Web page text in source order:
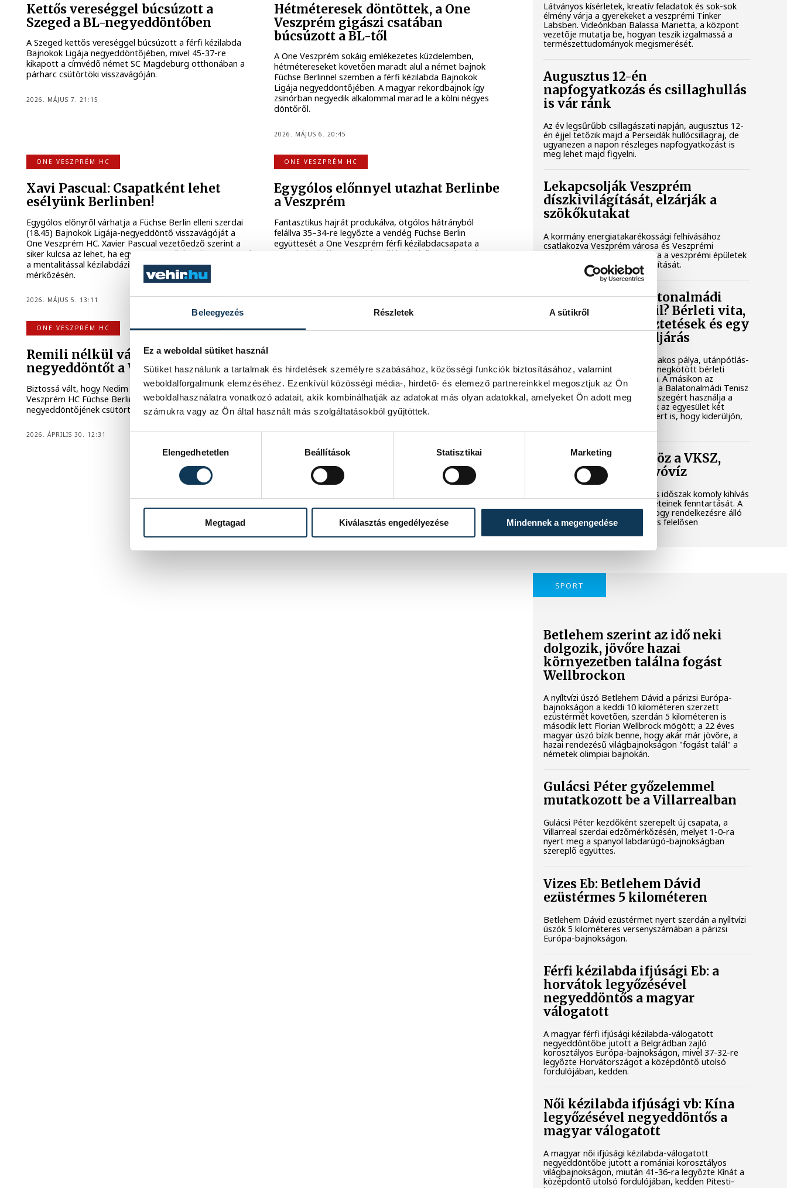
Beleegyezés Részletek A sütikről
Ez a weboldal sütiket használ
Sütiket használunk a tartalmak és hirdetések személyre szabásához, közösségi funkciók biztosításához, valamint
weboldalforgalmunk elemzéséhez. Ezenkívül közösségi média-, hirdető- és elemező partnereinkkel megosztjuk az Ön
weboldalhasználatra vonatkozó adatait, akik kombinálhatják az adatokat más olyan adatokkal, amelyeket Ön adott meg
számukra vagy az Ön által használt más szolgáltatásokból gyűjtöttek.
Elengedhetetlen
Beállítások Statisztikai Marketing
Megtagad Kiválasztás engedélyezése Mindennek a megengedése
Kettős vereséggel búcsúzott a
Szeged a BL-negyeddöntőben
A Szeged kettős vereséggel búcsúzott a férfi kézilabda
Bajnokok Ligája negyeddöntőjében, mivel 45-37-re
kikapott a címvédő német SC Magdeburg otthonában a
párharc csütörtöki visszavágóján.
2026. MÁJUS 7. 21:15
Hétméteresek döntöttek, a One
Veszprém gigászi csatában
búcsúzott a BL-től
A One Veszprém sokáig emlékezetes küzdelemben,
hétmétereseket követően maradt alul a német bajnok
Füchse Berlinnel szemben a férfi kézilabda Bajnokok
Ligája negyeddöntőjében. A magyar rekordbajnok így
zsinórban negyedik alkalommal marad le a kölni négyes
döntőről.
2026. MÁJUS 6. 20:45
ONE VESZPRÉM HC
Xavi Pascual: Csapatként lehet
esélyünk Berlinben!
Egygólos előnyről várhatja a Füchse Berlin elleni szerdai
(18.45) Bajnokok Ligája-negyeddöntő visszavágóját a
One Veszprém HC. Xavier Pascual vezetőedző szerint a
siker kulcsa az lehet, ha együttese Berlinben is ugyanazzal
a mentalitással kézilabdázik, mint a párharc első
mérkőzésén.
2026. MÁJUS 5. 13:11
ONE VESZPRÉM HC
Egygólos előnnyel utazhat Berlinbe
a Veszprém
Fantasztikus hajrát produkálva, ötgólos hátrányból
felállva 35–34-re legyőzte a vendég Füchse Berlin
együttesét a One Veszprém férfi kézilabdacsapata a
Bajnokok Ligája negyeddöntőjének első, szerda esti
ONE VESZPRÉM HC
Remili nélkül várja a BL-
negyeddöntőt a Veszprém
Biztossá vált, hogy Nedim Remili nem lép pályára a One
Veszprém HC Füchse Berlin elleni Bajnokok Ligája-
negyeddöntőjének csütörtök esti, hazai első mérkőzésén.
2026. ÁPRILIS 30. 12:31
FÉRFI KÉZILABDA BL
negyeddöntőben
A Szeged 35-28-ra kikapott a címvédő német SC
Magdeburgtól a férfi kézilabda Bajnokok Ligája
negyeddöntőjének szerdai első mérkőzésén.
2026. ÁPRILIS 29. 21:04
2
Látványos kísérletek, kreatív feladatok és sok-sok
élmény várja a gyerekeket a veszprémi Tinker
Labsben. Videónkban Balassa Marietta, a központ
vezetője mutatja be, hogyan teszik izgalmassá a
természettudományok megismerését.
Augusztus 12-én
napfogyatkozás és csillaghullás
is vár ránk
Az év legsűrűbb csillagászati napján, augusztus 12-
én éjjel tetőzik majd a Perseidák hullócsillagraj, de
ugyanezen a napon részleges napfogyatkozást is
meg lehet majd figyelni.
Lekapcsolják Veszprém
díszkivilágítását, elzárják a
szökőkutakat
A kormány energiatakarékossági felhívásához
csatlakozva Veszprém városa és Veszprémi
Főegyházmegye is lekapcsolta a veszprémi épületek
és nevezetességek díszkivilágítását.
Mi történik a balatonalmádi
teniszpályák körül? Bérleti vita,
megszakadt egyeztetések és egy
tisztázatlan jogi eljárás
Évtizedes hagyomány, hat salakos pálya, utánpótlás-
nevelés és egy hosszú távra megkötött bérleti
szerződés áll az egyik oldalon. A másikon az
önkormányzat, amely szerint a Balatonalmádi Tenisz
Klub aránytalanul alacsony összegért használja a
városi területet. Megkerestük az egyesület két
képviselőjét és a polgármestert is, hogy kiderüljön,
Folyamatosan öntöz a VKSZ,
mégsem fogy az ivóvíz
A tartós hőség és az aszályos időszak komoly kihívás
elé állítja Veszprém zöldfelületeinek fenntartását. A
városvezetés kiemelt célja, hogy rendelkezésre álló
vízkészletekkel takarékosan és felelősen
gazdálkodjunk.
SPORT
Betlehem szerint az idő neki
dolgozik, jövőre hazai
környezetben találna fogást
Wellbrockon
A nyíltvízi úszó Betlehem Dávid a párizsi Európa-
bajnokságon a keddi 10 kilométeren szerzett
ezüstérmét követően, szerdán 5 kilométeren is
második lett Florian Wellbrock mögött; a 22 éves
magyar úszó bízik benne, hogy akár már jövőre, a
hazai rendezésű világbajnokságon "fogást talál" a
németek olimpiai bajnokán.
Gulácsi Péter győzelemmel
mutatkozott be a Villarrealban
Gulácsi Péter kezdőként szerepelt új csapata, a
Villarreal szerdai edzőmérkőzésén, melyet 1-0-ra
nyert meg a spanyol labdarúgó-bajnokságban
szereplő együttes.
Vizes Eb: Betlehem Dávid
ezüstérmes 5 kilométeren
Betlehem Dávid ezüstérmet nyert szerdán a nyíltvízi
úszók 5 kilométeres versenyszámában a párizsi
Európa-bajnokságon.
Férfi kézilabda ifjúsági Eb: a
horvátok legyőzésével
negyeddöntős a magyar
válogatott
A magyar férfi ifjúsági kézilabda-válogatott
negyeddöntőbe jutott a Belgrádban zajló
korosztályos Európa-bajnokságon, mivel 37-32-re
legyőzte Horvátországot a középdöntő utolsó
fordulójában, kedden.
Női kézilabda ifjúsági vb: Kína
legyőzésével negyeddöntős a
magyar válogatott
A magyar női ifjúsági kézilabda-válogatott
negyeddöntőbe jutott a romániai korosztályos
világbajnokságon, miután 41-36-ra legyőzte Kínát a
középdöntő utolsó fordulójában, kedden Pitesti-